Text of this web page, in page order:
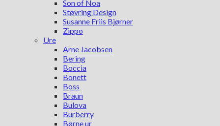
Son of Noa
Støvring Design
Susanne Friis Bjørner
Zippo
Ure
Arne Jacobsen
Bering
Boccia
Bonett
Boss
Braun
Bulova
Burberry
Børne ur